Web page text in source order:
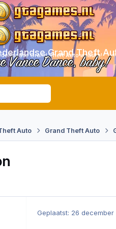
Grand Theft
Grand Theft Auto website!
Vance Dance, baby!
Auto Grand Theft Auto
Geplaatst: 26 december